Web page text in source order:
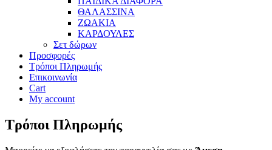
ΘΑΛΑΣΣΙΝΑ
ΖΩΑΚΙΑ
ΚΑΡΔΟΥΛΕΣ
Σετ δώρων
Προσφορές
Τρόποι Πληρωμής
Επικοινωνία
Cart
My account
Τρόποι Πληρωμής